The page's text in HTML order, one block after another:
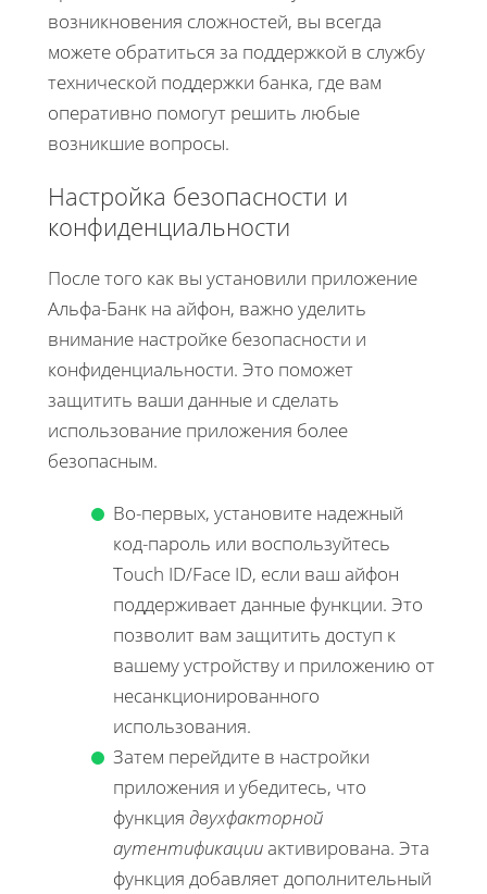
возникновения сложностей, вы всегда
можете обратиться за поддержкой в службу
технической поддержки банка, где вам
оперативно помогут решить любые
возникшие вопросы.
Настройка безопасности и
конфиденциальности
После того как вы установили приложение
Альфа-Банк на айфон, важно уделить
внимание настройке безопасности и
конфиденциальности. Это поможет
защитить ваши данные и сделать
использование приложения более
безопасным.
Во-первых, установите надежный
код-пароль или воспользуйтесь
Touch ID/Face ID, если ваш айфон
поддерживает данные функции. Это
позволит вам защитить доступ к
вашему устройству и приложению от
несанкционированного
использования.
Затем перейдите в настройки
приложения и убедитесь, что
функция двухфакторной
аутентификацииактивирована. Эта
функция добавляет дополнительный